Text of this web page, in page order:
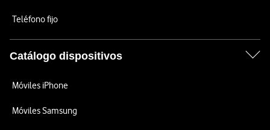
Teléfono fijo
Catálogo dispositivos
Móviles iPhone
Móviles Samsung